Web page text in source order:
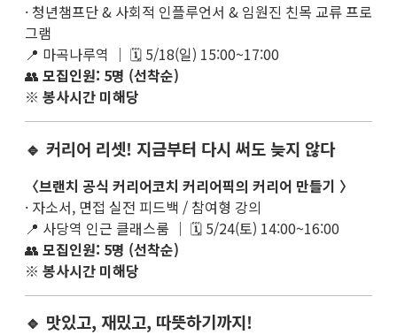
· 청년챔프단 & 사회적 인플루언서 & 임원진 친목 교류 프로
그램
📍 마곡나루역 ｜ 🗓 5/18(일) 15:00~17:00
👥 모집인원: 5명 (선착순)
※ 봉사시간 미해당
🔹 커리어 리셋! 지금부터 다시 써도 늦지 않다
〈브랜치 공식 커리어코치 커리어픽의 커리어 만들기 〉
· 자소서, 면접 실전 피드백 / 참여형 강의
📍 사당역 인근 클래스룸 ｜ 🗓 5/24(토) 14:00~16:00
👥 모집인원: 5명 (선착순)
※ 봉사시간 미해당
🔹 맛있고, 재밌고, 따뜻하기까지!